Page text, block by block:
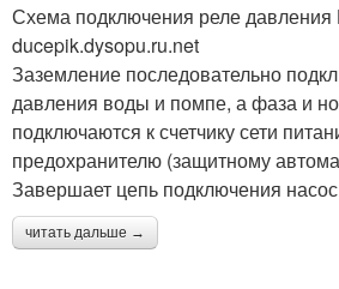
Схема подключения реле давления
ducepik.dysopu.ru.net
Заземление последовательно
давления воды и помпе, а фаза и
подключаются к счетчику сети
предохранителю (защитному
Завершает цепь подключения
читать дальше →